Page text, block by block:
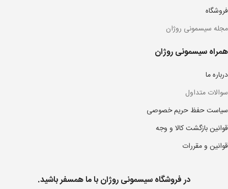
فروشگاه
مجله سیسمونی روژان
همراه سیسمونی روژان
درباره ما
سوالات متداول
سیاست حفظ حریم خصوصی
قوانین بازگشت کالا و وجه
قوانین و مقررات
در فروشگاه سیسمونی روژان با ما همسفر باشید.